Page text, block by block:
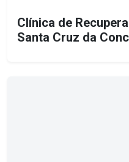
Clínica de
Santa Cruz da